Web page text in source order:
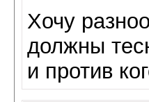
Хочу
должны
и против